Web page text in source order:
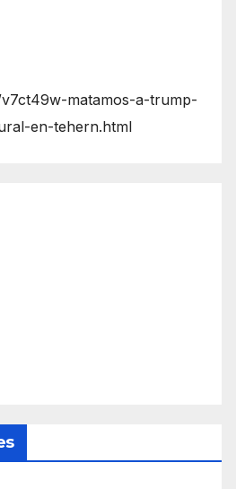
matamos-a-trump-
en-tehern.html